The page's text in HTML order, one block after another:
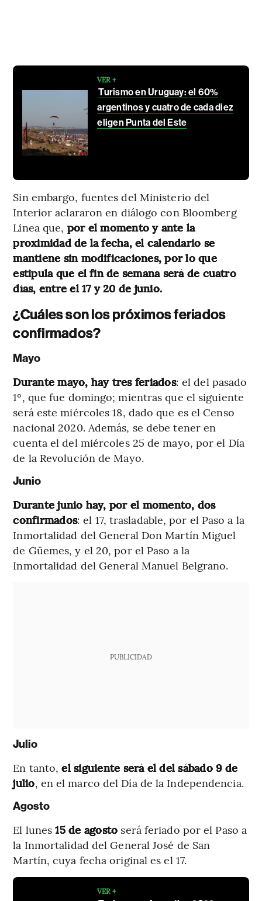
VER +
Turismo en Uruguay: el 60%
argentinos y cuatro de cada diez
eligen Punta del Este
Sin embargo, fuentes del Ministerio del
Interior aclararon en diálogo con Bloomberg
Línea que, por el momento y ante la
proximidad de la fecha, el calendario se
mantiene sin modificaciones, por lo que
estipula que el fin de semana será de cuatro
días, entre el 17 y 20 de junio.
¿Cuáles son los próximos feriados
confirmados?
Mayo
Durante mayo, hay tres feriados: el del pasado
1º, que fue domingo; mientras que el siguiente
será este miércoles 18, dado que es el Censo
nacional 2020. Además, se debe tener en
cuenta el del miércoles 25 de mayo, por el Día
de la Revolución de Mayo.
Junio
Durante junio hay, por el momento, dos
confirmados: el 17, trasladable, por el Paso a la
Inmortalidad del General Don Martín Miguel
de Güemes, y el 20, por el Paso a la
Inmortalidad del General Manuel Belgrano.
PUBLICIDAD
Julio
En tanto,el siguiente será el del sábado 9 de
julio, en el marco del Día de la Independencia.
Agosto
El lunes 15 de agosto será feriado por el Paso a
la Inmortalidad del General José de San
Martín, cuya fecha original es el 17.
VER +